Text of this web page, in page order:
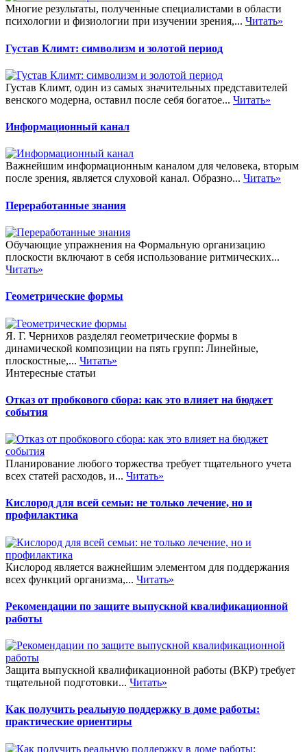
Многие результаты, полученные специалистами в области
психологии и физиологии при изучении зрения,... Читать»
Густав Климт: символизм и золотой период
Густав Климт, один из самых значительных представителей
венского модерна, оставил после себя богатое... Читать»
Информационный канал
Важнейшим информационным каналом для человека, вторым
после зрения, является слуховой канал. Образно... Читать»
Переработанные знания
Обучающие упражнения на Формальную организацию
плоскости включают в себя использование ритмических...
Читать»
Геометрические формы
Я. Г. Чернихов разделял геометрические формы в
динамической композиции на пять групп: Линейные,
плоскостные,... Читать»
Интересные статьи
Отказ от пробкового сбора: как это влияет на бюджет
события
Планирование любого торжества требует тщательного учета
всех статей расходов, и... Читать»
Кислород для всей семьи: не только лечение, но и
профилактика
Кислород является важнейшим элементом для поддержания
всех функций организма,... Читать»
Рекомендации по защите выпускной квалификационной
работы
Защита выпускной квалификационной работы (ВКР) требует
тщательной подготовки... Читать»
Как получить реальную поддержку в доме работы:
практические ориентиры